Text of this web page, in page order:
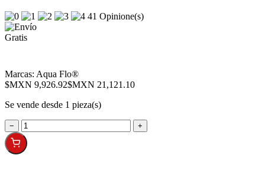
41 Opinione(s)
Marcas: Aqua Flo®
$MXN 9,926.92$MXN 21,121.10
Se vende desde 1 pieza(s)
− +